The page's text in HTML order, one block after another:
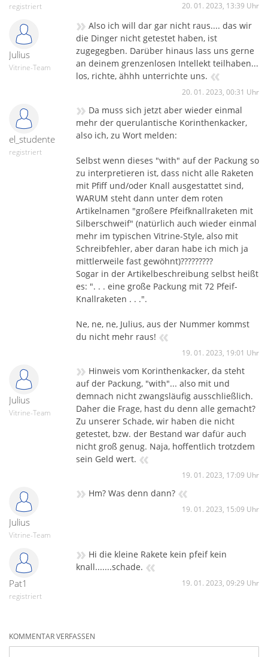
registriert 20. 01. 2023, 13:39 Uhr
Julius
Vitrine-Team
» Also ich will dar gar nicht raus.... das wir
die Dinger nicht getestet haben, ist
zugegegben. Darüber hinaus lass uns gerne
an deinem grenzenlosen Intellekt teilhaben...
los, richte, ähhh unterrichte uns. «
20. 01. 2023, 00:31 Uhr
el_studente
registriert
» Da muss sich jetzt aber wieder einmal
mehr der querulantische Korinthenkacker,
also ich, zu Wort melden:
Selbst wenn dieses "with" auf der Packung so
zu interpretieren ist, dass nicht alle Raketen
mit Pfiff und/oder Knall ausgestattet sind,
WARUM steht dann unter dem roten
Artikelnamen "großere Pfeifknallraketen mit
Silberschweif" (natürlich auch wieder einmal
mehr im typischen Vitrine-Style, also mit
Schreibfehler, aber daran habe ich mich ja
mittlerweile fast gewöhnt)?????????
Sogar in der Artikelbeschreibung selbst heißt
es: ". . . eine große Packung mit 72 Pfeif-
Knallraketen . . .".
Ne, ne, ne, Julius, aus der Nummer kommst
du nicht mehr raus! «
19. 01. 2023, 19:01 Uhr
Julius
Vitrine-Team
» Hinweis vom Korinthenkacker, da steht
auf der Packung, "with"... also mit und
demnach nicht zwangsläufig ausschließlich.
Daher die Frage, hast du denn alle gemacht?
Zu unserer Schade, wir haben die nicht
getestet, bzw. der Bestand war dafür auch
nicht groß genug. Naja, hoffentlich trotzdem
sein Geld wert. «
19. 01. 2023, 17:09 Uhr
Julius
Vitrine-Team
» Hm? Was denn dann? «
19. 01. 2023, 15:09 Uhr
Pat1
registriert
» Hi die kleine Rakete kein pfeif kein
knall.......schade. «
19. 01. 2023, 09:29 Uhr
KOMMENTAR VERFASSEN